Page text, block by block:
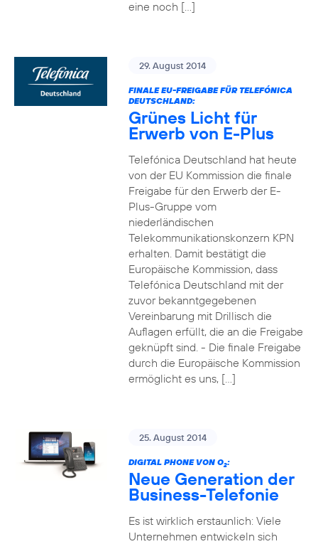
eine noch […]
29. August 2014
FINALE EU-FREIGABE FÜR TELEFÓNICA
DEUTSCHLAND:
Grünes Licht für
Erwerb von E-Plus
Telefónica Deutschland hat heute
von der EU Kommission die finale
Freigabe für den Erwerb der E-
Plus-Gruppe vom
niederländischen
Telekommunikationskonzern KPN
erhalten. Damit bestätigt die
Europäische Kommission, dass
Telefónica Deutschland mit der
zuvor bekanntgegebenen
Vereinbarung mit Drillisch die
Auflagen erfüllt, die an die Freigabe
geknüpft sind. - Die finale Freigabe
durch die Europäische Kommission
ermöglicht es uns, […]
25. August 2014
DIGITAL PHONE VON O2:
Neue Generation der
Business-Telefonie
Es ist wirklich erstaunlich: Viele
Unternehmen entwickeln sich